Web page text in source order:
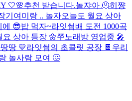
🤍🌸추천 받습니다.놀쟈아 🫠히쨩
기여미랑 .. 놀자오늘도 월요 상아
에 😎밥 먹자~라잇썸배 도전 1000곡
요 상아 등장 🌼쭈노래방 영업중 🎤
땅 💛라잇썸의 초콜릿 공장 🍫 우리
놀사람 모여 🥴